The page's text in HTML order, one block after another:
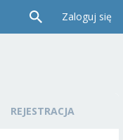
Zaloguj się
REJESTRACJA